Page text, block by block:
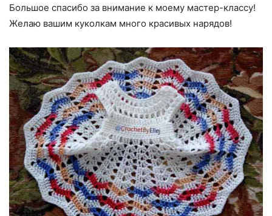
Большое спасибо за внимание к моему мастер-классу!
Желаю вашим куколкам много красивых нарядов!